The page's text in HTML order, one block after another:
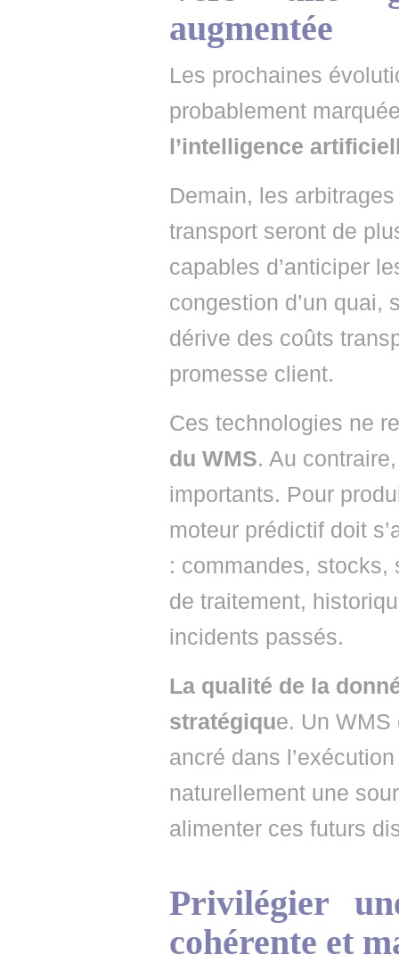
augmentée
Les prochaines
probablement
l’intelligence
Demain, les
transport seront de
capables d’anticiper
congestion d’un quai,
dérive des coûts
promesse client.
Ces technologies ne
du WMS. Au
importants. Pour
moteur prédictif doit
: commandes, stocks,
de traitement,
incidents passés.
La qualité de la
stratégique. Un WMS
ancré dans
naturellement une
alimenter ces futurs
Privilégier
cohérente et